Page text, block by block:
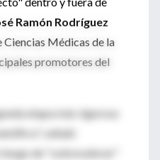
Ramón Rodríguez
Ciencias Médicas de la
promotores del
etapa más rigurosa
señaló
de "sobrevalorar"